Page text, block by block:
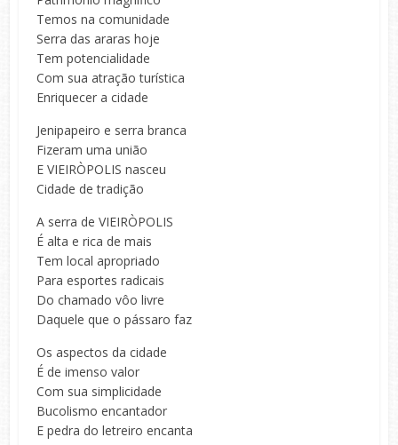
Temos na comunidade
Serra das araras hoje
Tem potencialidade
Com sua atração turística
Enriquecer a cidade
Jenipapeiro e serra branca
Fizeram uma união
E VIEIRÒPOLIS nasceu
Cidade de tradição
A serra de VIEIRÒPOLIS
É alta e rica de mais
Tem local apropriado
Para esportes radicais
Do chamado vôo livre
Daquele que o pássaro faz
Os aspectos da cidade
É de imenso valor
Com sua simplicidade
Bucolismo encantador
E pedra do letreiro encanta